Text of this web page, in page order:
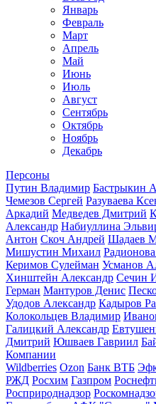
Январь
Февраль
Март
Апрель
Май
Июнь
Июль
Август
Сентябрь
Октябрь
Ноябрь
Декабрь
Персоны
Путин Владимир Бастрыкин
Чемезов Сергей Разуваева
Аркадий Медведев Дмитрий
Александр Набиуллина
Антон Скоч Андрей Шадаев
Мишустин Михаил
Керимов Сулейман Усманов
Хинштейн Александр Сечин
Герман Мантуров Денис
Удодов Александр Кадыров
Колокольцев Владимир
Галицкий Александр
Дмитрий Юшваев Гавриил
Компании
Wildberries Ozon Банк ВТБ
РЖД Росхим Газпром
Росприроднадзор